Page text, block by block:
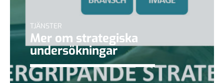
TJÄNSTER
Mer om strategiska
undersökningar